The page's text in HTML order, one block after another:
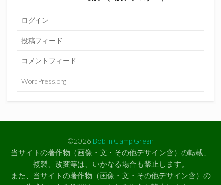
ログイン
投稿フィード
コメントフィード
WordPress.org
©2026 Bob in Camp Green
当サイトの著作物（画像・文・その他デサイン含）の転載、
複製、改変等は、いかなる場合も禁止します。
また、当サイトの著作物（画像・文・その他デサイン含）の